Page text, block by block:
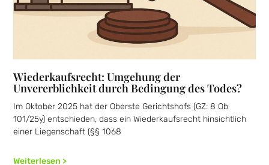
Wiederkaufsrecht: Umgehung der
Unvererblichkeit durch Bedingung des Todes?
Im Oktober 2025 hat der Oberste Gerichtshofs (GZ: 8 Ob
101/25y) entschieden, dass ein Wiederkaufsrecht hinsichtlich
einer Liegenschaft (§§ 1068
Weiterlesen >